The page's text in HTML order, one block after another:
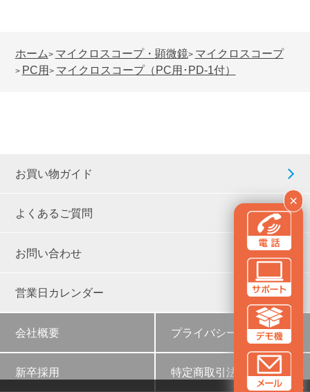
×
ホーム> マイクロスコープ・顕微鏡> マイクロスコープ
> PC用> マイクロスコープ（PC用･PD-1付）
お買い物ガイド
よくあるご質問
お問い合わせ
営業日カレンダー
会社概要 プライバシーポリシー
新卒採用 特定商取引法に基づく表示